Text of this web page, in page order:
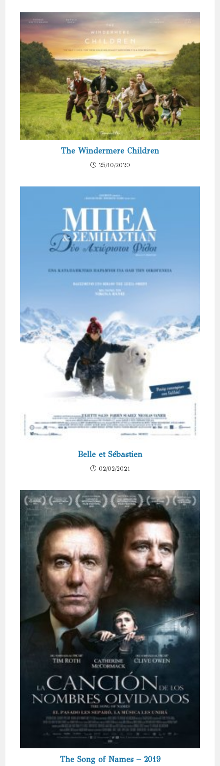
The Windermere Children
25/10/2020
Belle et Sébastien
02/02/2021
The Song of Names – 2019